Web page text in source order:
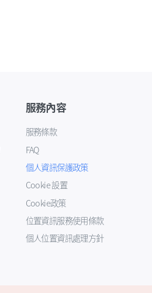
服務內容
服務條款
FAQ
個人資訊保護政策
Cookie 設置
Cookie政策
位置資訊服務使用條款
個人位置資訊處理方針